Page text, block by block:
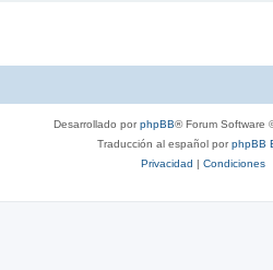
Desarrollado porphpBB® Forum Software
Traducción al español porphpBB
Privacidad | Condiciones